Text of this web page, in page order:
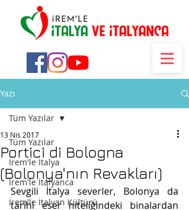
Yazı
Tüm Yazılar
İrem'le İtalya
İrem'le İtalyanca
İrem'le İtalyan Kültürü
Tüm Yazılar
Portici di Bologna
(Bolonya'nın Revakları)
13 Nis 2017
Sevgili İtalya severler, Bolonya da
tarihi eser niteliğindeki binalardan